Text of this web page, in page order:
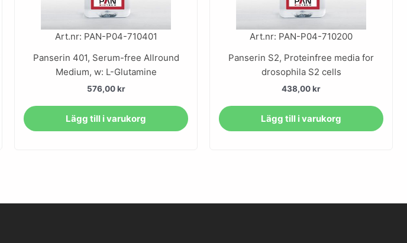
Art.nr: PAN-P04-710401
Panserin 401, Serum-free Allround
Medium, w: L-Glutamine
576,00kr
Lägg till i varukorg
Art.nr: PAN-P04-710200
Panserin S2, Proteinfree media for
drosophila S2 cells
438,00kr
Lägg till i varukorg